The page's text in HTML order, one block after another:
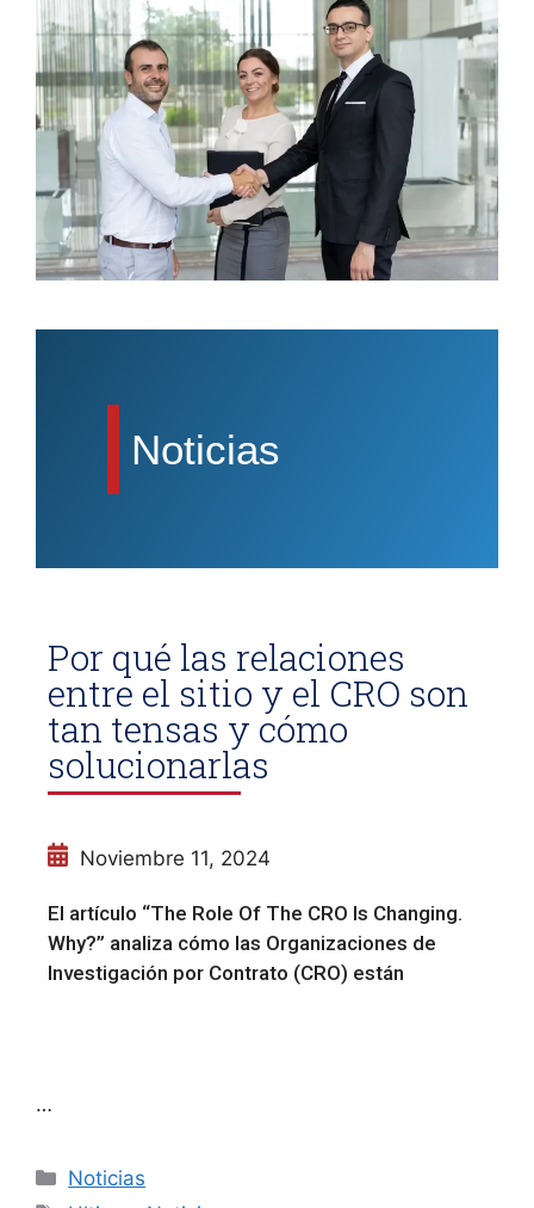
Noticias
Por qué las relaciones
entre el sitio y el CRO son
tan tensas y cómo
solucionarlas
Noviembre 11, 2024
El artículo “The Role Of The CRO Is Changing.
Why?” analiza cómo las Organizaciones de
Investigación por Contrato (CRO) están
…
Noticias